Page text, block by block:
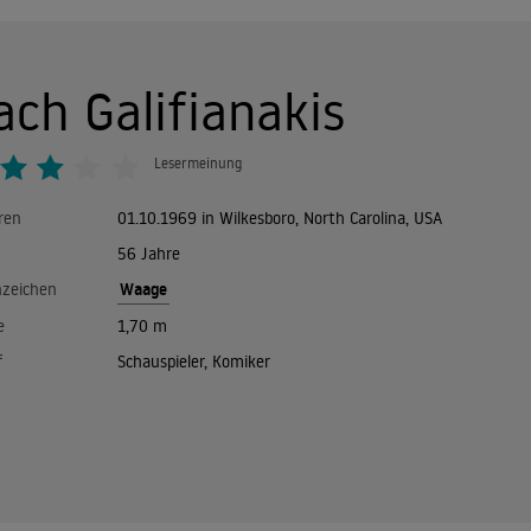
Galifianakis
Lesermeinung
01.10.1969 in Wilkesboro, North Carolina, USA
56 Jahre
Waage
1,70 m
Schauspieler, Komiker